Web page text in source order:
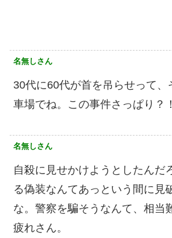
名無しさん
30代に60代が首を吊らせって、
車場でね。この事件さっぱり？！
名無しさん
自殺に見せかけようとしたんだ
る偽装なんてあっという間に見
な。警察を騙そうなんて、相当
疲れさん。